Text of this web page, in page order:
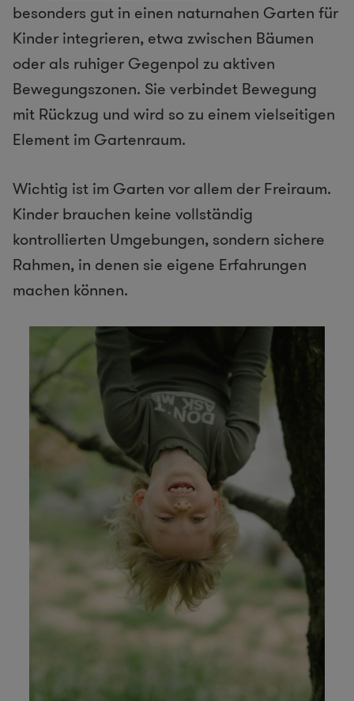
besonders gut in einen naturnahen Garten für
Kinder integrieren, etwa zwischen Bäumen
oder als ruhiger Gegenpol zu aktiven
Bewegungszonen. Sie verbindet Bewegung
mit Rückzug und wird so zu einem vielseitigen
Element im Gartenraum.
Wichtig ist im Garten vor allem der Freiraum.
Kinder brauchen keine vollständig
kontrollierten Umgebungen, sondern sichere
Rahmen, in denen sie eigene Erfahrungen
machen können.